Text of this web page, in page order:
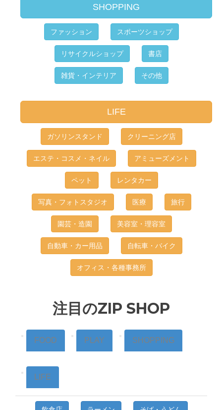
SHOPPING
ファッション スポーツショップ
リサイクルショップ 書店
雑貨・インテリア その他
LIFE
ガソリンスタンド クリーニング店
エステ・コスメ・ネイル アミューズメント
ペット レンタカー
写真・フォトスタジオ 医療 旅行
園芸・造園 美容室・理容室
自動車・カー用品 自転車・バイク
オフィス・各種事務所
注目のZIP SHOP
FOOD PLAY SHOPPING
LIFE